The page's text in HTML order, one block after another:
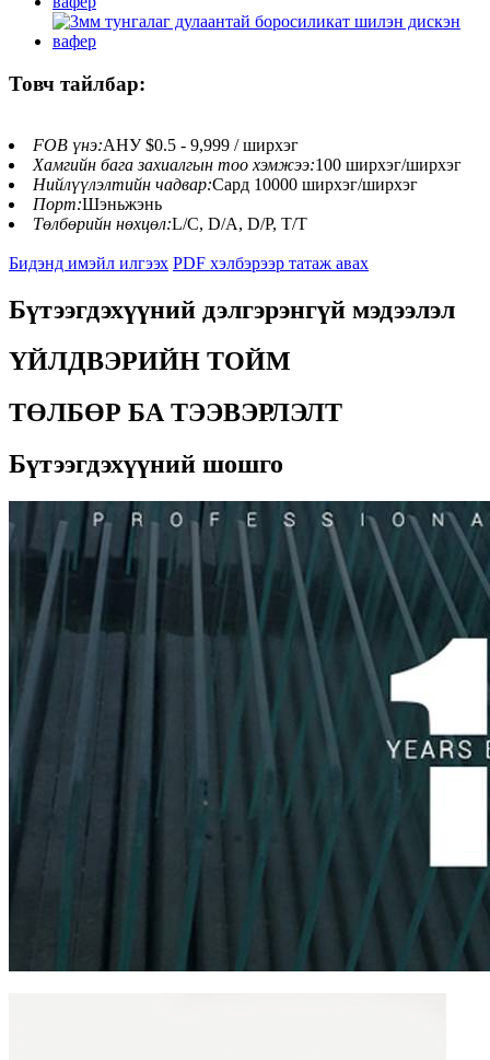
Товч тайлбар:
FOB үнэ:АНУ $0.5 - 9,999 / ширхэг
Хамгийн бага захиалгын тоо хэмжээ:100 ширхэг/ширхэг
Нийлүүлэлтийн чадвар:Сард 10000 ширхэг/ширхэг
Порт:Шэньжэнь
Төлбөрийн нөхцөл:L/C, D/A, D/P, T/T
Бидэнд имэйл илгээх PDF хэлбэрээр татаж авах
Бүтээгдэхүүний дэлгэрэнгүй мэдээлэл
ҮЙЛДВЭРИЙН ТОЙМ
ТӨЛБӨР БА ТЭЭВЭРЛЭЛТ
Бүтээгдэхүүний шошго